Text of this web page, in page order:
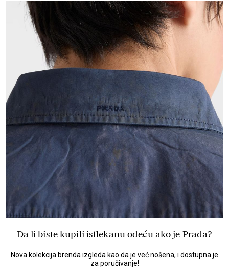
Da li biste kupili isflekanu odeću ako je Prada?
Nova kolekcija brenda izgleda kao da je već nošena, i dostupna je
za poručivanje!